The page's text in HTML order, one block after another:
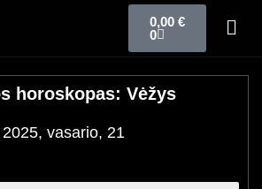
0,00 €
0
horoskopas: Vėžys
2025, vasario, 21